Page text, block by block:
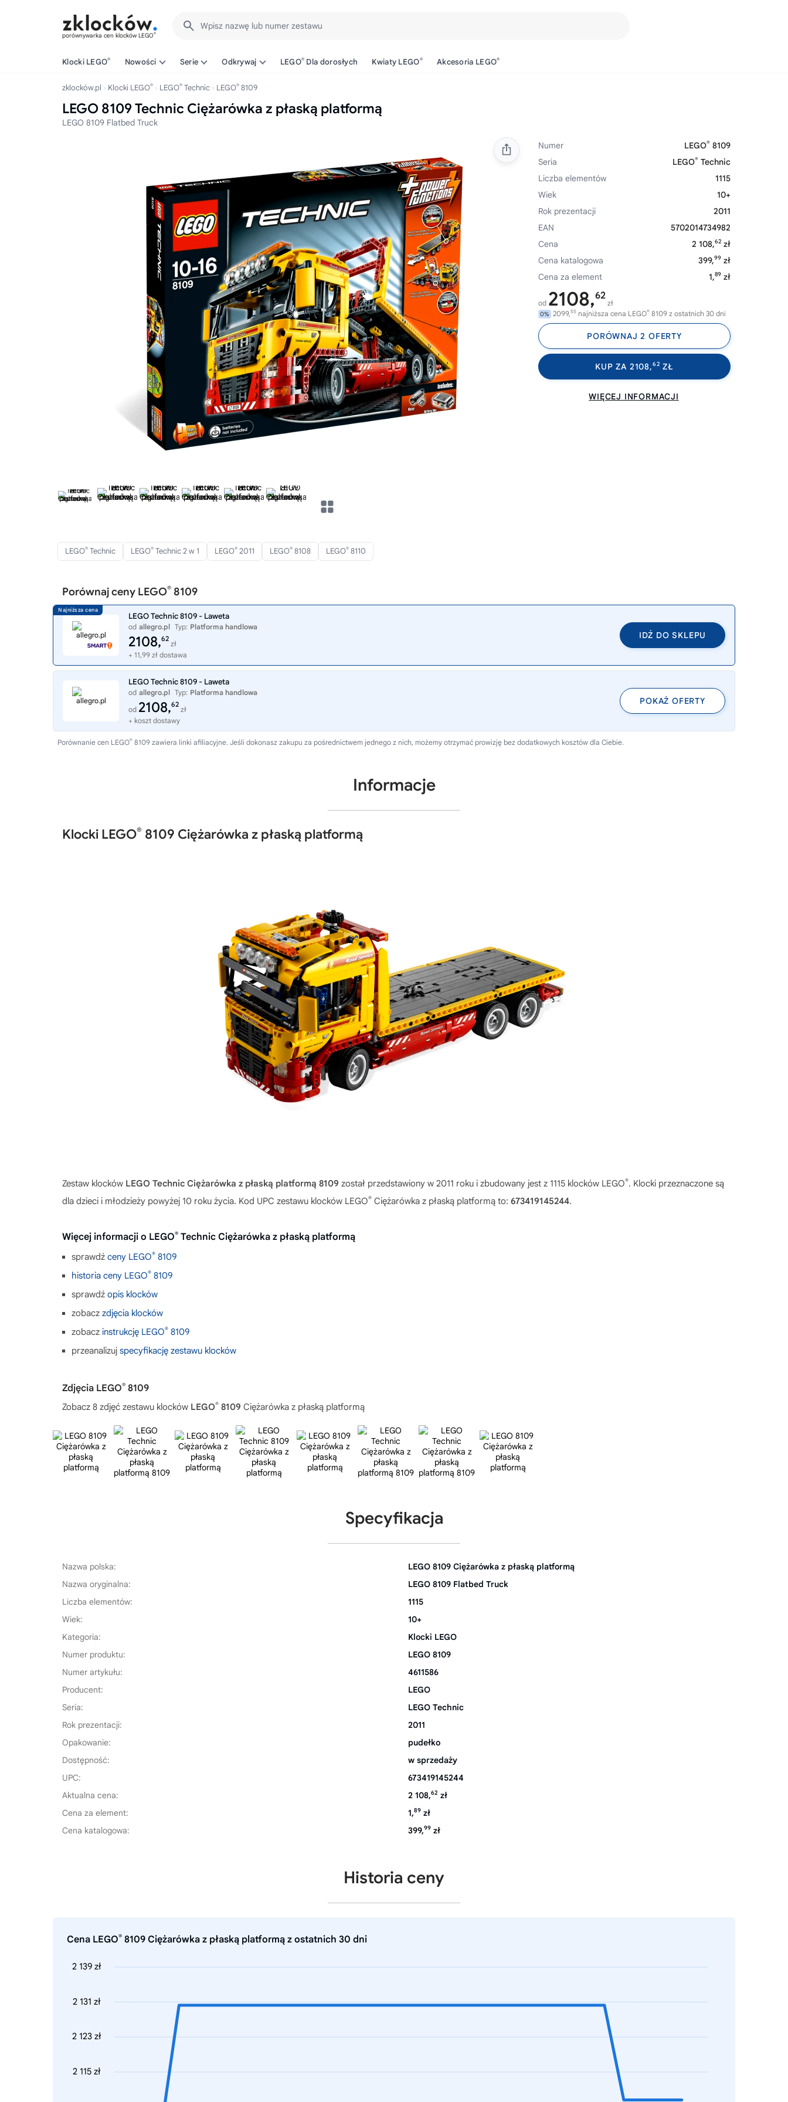
porównywarka cen klocków LEGO®
Wpisz nazwę lub numer zestawu
Klocki LEGO® Nowości Serie Odkrywaj LEGO® Dla dorosłych Kwiaty LEGO® Akcesoria LEGO®
zklocków.pl Klocki LEGO® LEGO® Technic LEGO® 8109
LEGO 8109 Technic Ciężarówka z płaską platformą
LEGO 8109 Flatbed Truck
Numer LEGO® 8109
Seria
LEGO® Technic
Liczba elementów
1115
Wiek
10+
Rok prezentacji
2011
EAN
5702014734982
Cena
2 108,62 zł
Cena katalogowa
399,99 zł
Cena za element
1,89 zł
od 2108,62
zł
0% 2099,55 najniższa cena LEGO® 8109 z ostatnich 30 dni
PORÓWNAJ 2 OFERTY
KUP ZA 2108,62 ZŁ
WIĘCEJ INFORMACJI
LEGO® Technic LEGO® Technic 2 w 1 LEGO® 2011 LEGO® 8108 LEGO® 8110
Porównaj ceny LEGO® 8109
LEGO Technic 8109 - Laweta
od allegro.pl Typ: Platforma handlowa
2108,62
zł
+ 11,99 zł dostawa
IDŹ DO SKLEPU
LEGO Technic 8109 - Laweta
od allegro.pl Typ: Platforma handlowa
od 2108,62
zł
+ koszt dostawy
POKAŻ OFERTY
Porównanie cen LEGO® 8109 zawiera linki afiliacyjne. Jeśli dokonasz zakupu za pośrednictwem jednego z nich, możemy otrzymać prowizję bez dodatkowych kosztów dla Ciebie.
Informacje
Klocki LEGO® 8109 Ciężarówka z płaską platformą
Zestaw klocków LEGO Technic Ciężarówka z płaską platformą 8109 został przedstawiony w 2011 roku i zbudowany jest z 1115 klocków LEGO®. Klocki przeznaczone są
dla dzieci i młodzieży powyżej 10 roku życia. Kod UPC zestawu klocków LEGO® Ciężarówka z płaską platformą to: 673419145244.
Więcej informacji o LEGO® Technic Ciężarówka z płaską platformą
sprawdź ceny LEGO® 8109
historia ceny LEGO® 8109
sprawdź opis klocków
zobacz zdjęcia klocków
zobacz instrukcję LEGO® 8109
przeanalizuj specyfikację zestawu klocków
Zdjęcia LEGO® 8109
Zobacz 8 zdjęć zestawu klocków LEGO® 8109 Ciężarówka z płaską platformą
Specyfikacja
Nazwa polska:
LEGO 8109 Ciężarówka z płaską platformą
Nazwa oryginalna:
LEGO 8109 Flatbed Truck
Liczba elementów:
1115
Wiek:
10+
Kategoria:
Klocki LEGO
Numer produktu:
LEGO 8109
Numer artykułu:
4611586
Producent:
LEGO
Seria:
LEGO Technic
Rok prezentacji:
2011
Opakowanie:
pudełko
Dostępność:
w sprzedaży
UPC:
673419145244
Aktualna cena:
2 108,62 zł
Cena za element:
1,89 zł
Cena katalogowa:
399,99 zł
Historia ceny
Cena LEGO® 8109 Ciężarówka z płaską platformą z ostatnich 30 dni
2 139 zł
2 131 zł
2 123 zł
2 115 zł